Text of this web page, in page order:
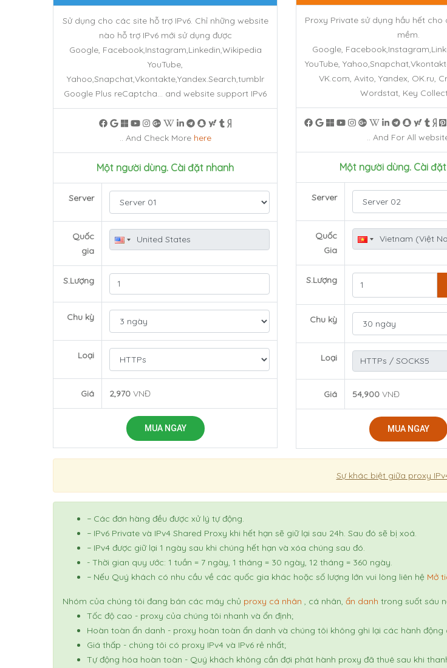
Sử dụng cho các site hỗ trợ IPv6. Chỉ những website
nào hỗ trợ IPv6 mới sử dụng được
Google, Facebook,Instagram,Linkedin,Wikipedia
YouTube,
Yahoo,Snapchat,Vkontakte,Yandex.Search,tumblr
Google Plus reCaptcha... and website support IPv6
.. And Check More here
Một người dùng. Cài đặt nhanh
Server
Quốc
gia
S.Lượng
Chu kỳ
Loại
Giá 2,970 VNĐ
MUA NGAY
Proxy Private sử dụng hầu hết cho
mềm.
Google,
YouTube,
VK.com, Avito, Yandex, OK.ru,
Wordstat, Key
.. And For All
Một người dùng. Cài
Server
Quốc
Gia
S.Lượng
Chu kỳ
Loại
Giá 54,900 VNĐ
MUA NGAY
Sự khác biệt giữa proxy
− Các đơn hàng đều được xử lý tự động.
− IPv6 Private và IPv4 Shared Proxy khi hết hạn sẽ giữ lại sau 24h. Sau đó sẽ bị xoá.
− IPv4 được giữ lại 1 ngày sau khi chúng hết hạn và xóa chúng sau đó.
- Thời gian quy ước: 1 tuần = 7 ngày, 1 tháng = 30 ngày, 12 tháng = 360 ngày.
− Nếu Quý khách có nhu cầu về các quốc gia khác hoặc số lượng lớn vui lòng liên hệ Mở
Nhóm của chúng tôi đang bán các máy chủ proxy cá nhân , cá nhân, ẩn danh trong suốt sáu
Tốc độ cao - proxy của chúng tôi nhanh và ổn định;
Hoàn toàn ẩn danh - proxy hoàn toàn ẩn danh và chúng tôi không ghi lại các hành
Giá thấp - chúng tôi có proxy IPv4 và IPv6 rẻ nhất;
Tự động hóa hoàn toàn - Quý khách không cần đợi phát hành proxy đã thuê sau khi